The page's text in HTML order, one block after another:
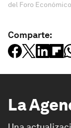
del Foro
Comparte:
La